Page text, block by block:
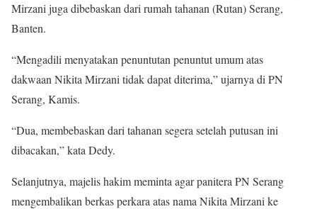
Mirzani juga dibebaskan dari rumah tahanan (Rutan) Serang,
Banten.
“Mengadili menyatakan penuntutan penuntut umum atas
dakwaan Nikita Mirzani tidak dapat diterima,” ujarnya di PN
Serang, Kamis.
“Dua, membebaskan dari tahanan segera setelah putusan ini
dibacakan,” kata Dedy.
Selanjutnya, majelis hakim meminta agar panitera PN Serang
mengembalikan berkas perkara atas nama Nikita Mirzani ke